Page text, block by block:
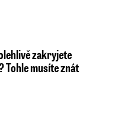
zakryjete
Tohle musíte znát